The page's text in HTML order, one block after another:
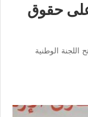
على حقوق
في إطار تفتح اللجنة الوطنية